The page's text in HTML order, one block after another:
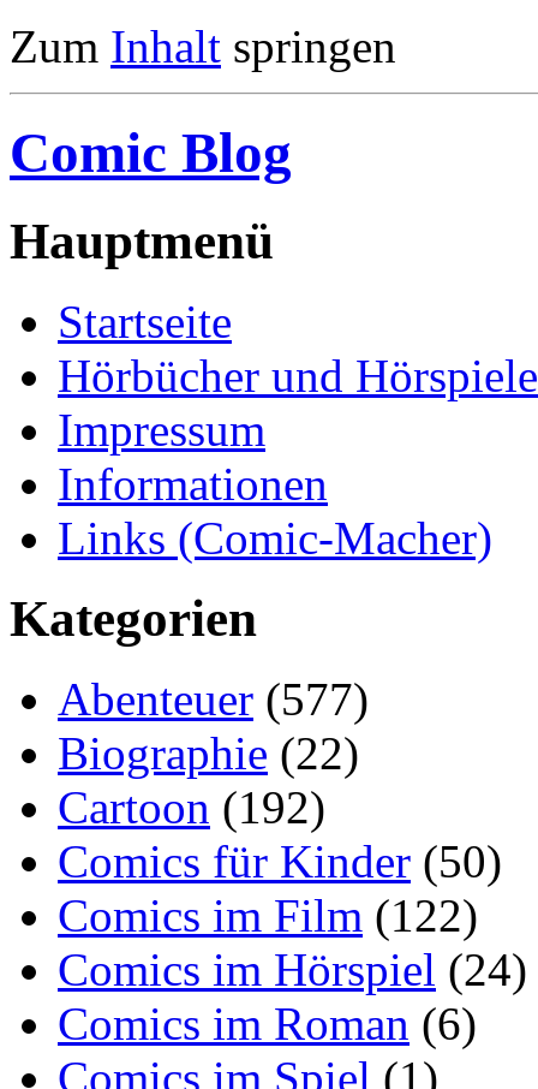
Zum Inhalt springen
Comic Blog
Hauptmenü
Startseite
Hörbücher und Hörspiele
Impressum
Informationen
Links (Comic-Macher)
Kategorien
Abenteuer (577)
Biographie (22)
Cartoon (192)
Comics für Kinder (50)
Comics im Film (122)
Comics im Hörspiel (24)
Comics im Roman (6)
Comics im Spiel (1)